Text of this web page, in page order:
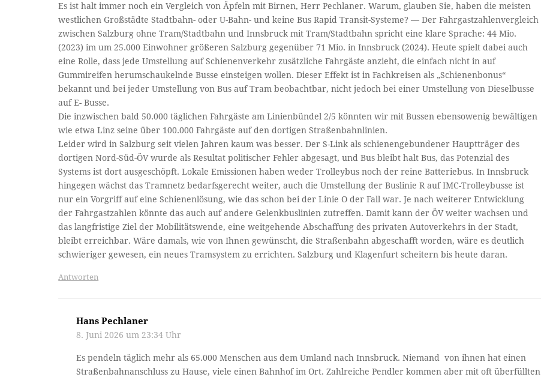
Es ist halt immer noch ein Vergleich von Äpfeln mit Birnen, Herr Pechlaner. Warum, glauben Sie, haben die meisten
westlichen Großstädte Stadtbahn- oder U-Bahn- und keine Bus Rapid Transit-Systeme? — Der Fahrgastzahlenvergleich
zwischen Salzburg ohne Tram/Stadtbahn und Innsbruck mit Tram/Stadtbahn spricht eine klare Sprache: 44 Mio.
(2023) im um 25.000 Einwohner größeren Salzburg gegenüber 71 Mio. in Innsbruck (2024). Heute spielt dabei auch
eine Rolle, dass jede Umstellung auf Schienenverkehr zusätzliche Fahrgäste anzieht, die einfach nicht in auf
Gummireifen herumschaukelnde Busse einsteigen wollen. Dieser Effekt ist in Fachkreisen als „Schienenbonus“
bekannt und bei jeder Umstellung von Bus auf Tram beobachtbar, nicht jedoch bei einer Umstellung von Dieselbusse
auf E- Busse.
Die inzwischen bald 50.000 täglichen Fahrgäste am Linienbündel 2/5 könnten wir mit Bussen ebensowenig bewältigen
wie etwa Linz seine über 100.000 Fahrgäste auf den dortigen Straßenbahnlinien.
Leider wird in Salzburg seit vielen Jahren kaum was besser. Der S-Link als schienengebundener Hauptträger des
dortigen Nord-Süd-ÖV wurde als Resultat politischer Fehler abgesagt, und Bus bleibt halt Bus, das Potenzial des
Systems ist dort ausgeschöpft. Lokale Emissionen haben weder Trolleybus noch der reine Batteriebus. In Innsbruck
hingegen wächst das Tramnetz bedarfsgerecht weiter, auch die Umstellung der Buslinie R auf IMC-Trolleybusse ist
nur ein Vorgriff auf eine Schienenlösung, wie das schon bei der Linie O der Fall war. Je nach weiterer Entwicklung
der Fahrgastzahlen könnte das auch auf andere Gelenkbuslinien zutreffen. Damit kann der ÖV weiter wachsen und
das langfristige Ziel der Mobilitätswende, eine weitgehende Abschaffung des privaten Autoverkehrs in der Stadt,
bleibt erreichbar. Wäre damals, wie von Ihnen gewünscht, die Straßenbahn abgeschafft worden, wäre es deutlich
schwieriger gewesen, ein neues Tramsystem zu errichten. Salzburg und Klagenfurt scheitern bis heute daran.
Antworten
Hans Pechlaner
8. Juni 2026 um 23:34 Uhr
Es pendeln täglich mehr als 65.000 Menschen aus dem Umland nach Innsbruck. Niemand von ihnen hat einen
Straßenbahnanschluss zu Hause, viele einen Bahnhof im Ort. Zahlreiche Pendler kommen aber mit oft überfüllten